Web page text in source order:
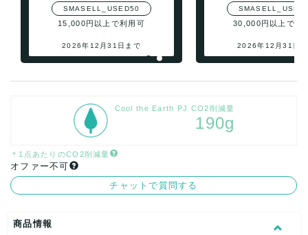
SMASELL_USED50
15,000円以上で利用可
2026年12月31日まで
30,000円以上で利
2026年12月31日
Cool the Earth PJ CO2削減量
190g
＊1点あたりのCO2削減量
オファー不可
チャットで質問する
商品情報